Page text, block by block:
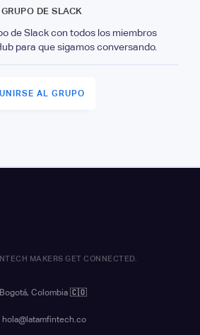
GRUPO DE SLACK
de Slack con todos los miembros
para que sigamos conversando.
UNIRSE AL GRUPO
MAKERS GET CONNECTED.
Bogotá, Colombia 🇨🇴
hola@latamfintech.co